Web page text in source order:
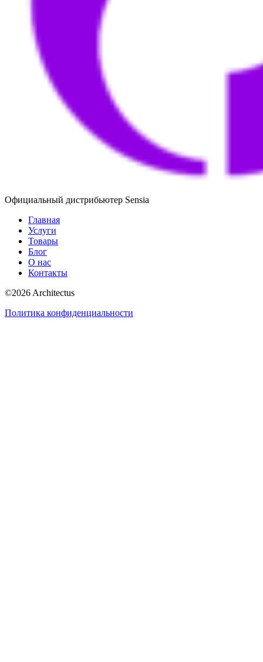
Официальный дистрибьютер Sensia
Главная
Услуги
Товары
Блог
О нас
Контакты
©2026 Architectus
Политика конфиденциальности